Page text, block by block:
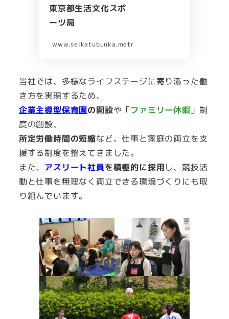
東京都生活文化スポ
ーツ局
www.seikatubunka.metro.tokyo.lg.jp
当社では、多様なライフステージに寄り添った働
き方を実現するため、
企業主導型保育園の開設や「ファミリー休暇 」制
度の創設、
所定労働時間の短縮など、仕事と家庭の両立を支
援する制度を整えてきました。
また、 アスリート社員を積極的に採用し、競技活
動と仕事を無理なく両立できる環境づくりにも取
り組んでいます。